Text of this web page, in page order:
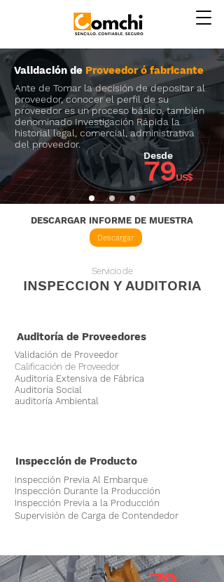
Validación de Proveedor ó fabricante
Ante de Tomar la decisión de depositar al
proveedor, conocer el perfil de su
proveedor es un proceso básico, también
denominado Investigación Rápida la
historial legal, comercial, administrativa
del proveedor.
Desde
79US$
DESCARGAR INFORME DE MUESTRA
Descargar
Servicio de
INSPECCION Y AUDITORIA
Auditoría de Proveedores
Validación de Proveedor
Calificación de Proveedor
Auditoría Extensiva de Fábrica
Auditoría Social
auditoría Ambiental
Inspección de Producto
Inspección Previa Al Embarque
Inspección Durante la Producción
Inspección Previa a la Producción
Supervisión de Carga de Contendedor